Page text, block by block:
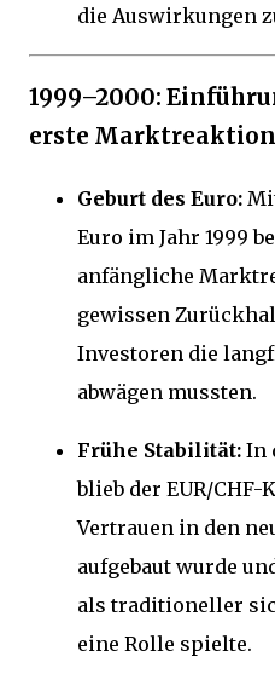
die Auswirkungen
1999–2000:
erste
Geburt des Euro:
Euro im Jahr 1999
anfängliche
gewissen
Investoren die
abwägen mussten.
Frühe Stabilität: In
blieb der EUR/CHF-
Vertrauen in den
aufgebaut wurde
als traditioneller
eine Rolle spielte.